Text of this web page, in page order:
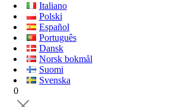
Italiano
Polski
Español
Português
Dansk
Norsk bokmål
Suomi
Svenska
0